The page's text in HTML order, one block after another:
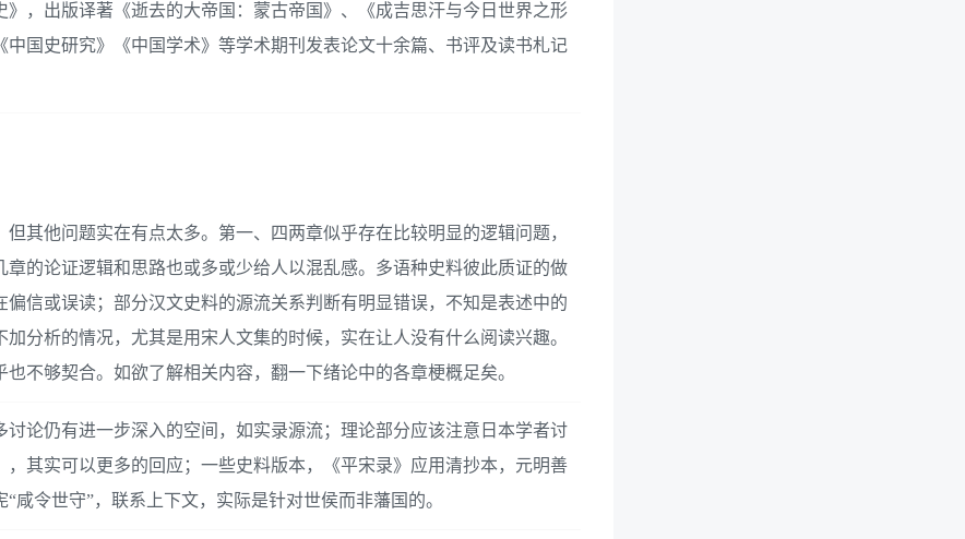
，出版译著《逝去的大帝国：蒙古帝国》、《成吉思汗与今日世界之形
国史研究》《中国学术》等学术期刊发表论文十余篇、书评及读书札记
其他问题实在有点太多。第一、四两章似乎存在比较明显的逻辑问题，
的论证逻辑和思路也或多或少给人以混乱感。多语种史料彼此质证的做
信或误读；部分汉文史料的源流关系判断有明显错误，不知是表述中的
分析的情况，尤其是用宋人文集的时候，实在让人没有什么阅读兴趣。
不够契合。如欲了解相关内容，翻一下绪论中的各章梗概足矣。
论仍有进一步深入的空间，如实录源流；理论部分应该注意日本学者讨
其实可以更多的回应；一些史料版本，《平宋录》应用清抄本，元明善
令世守”，联系上下文，实际是针对世侯而非藩国的。